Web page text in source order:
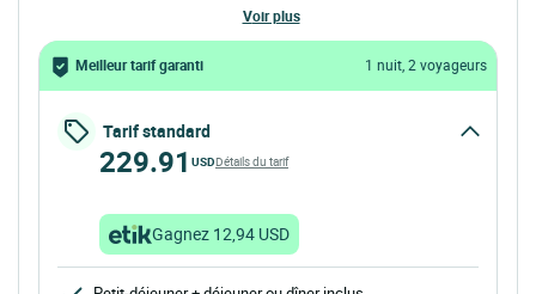
voir plus
Meilleur tarif garanti 1 nuit, 2 voyageurs
Tarif standard
229.91 USDDétails du tarif
Gagnez 12,94 USD